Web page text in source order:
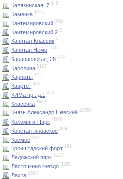
Калязинская, 7 448
Каменка 1741
Кантемировский 209
Кантемировский 2 0
Капитал-Классик 0
Капитан Немо 1827
Караваевская, 26 492
Каролина 5187
Карпаты 1751
Квартет 440
КИМа пр., д.1 243
Классика 1803
Князь Александр Невский 20558
Коломяги-Парк 2500
Константиновское 494
Космос 330
Кронштадский форт 199
Ладожский парк 8127
Ласточкино гнездо 3255
Лахта 2668